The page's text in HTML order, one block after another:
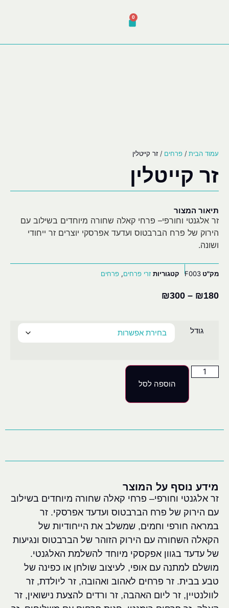
0
עמוד הבית / פרחים / זר קייטלין
זר קייטלין
תיאור המצור
זר אלגנטי וחורפי– פרחי קאלה שחורה מיוחדים בשילוב עם
הירוק של פרח הברבטוס ועדעד אפרסקי יוצרים זר ייחודי
ושונה.
מק"ט F003 קטגוריות זרי פרחים, פרחים
₪180
–
₪300
גודל
הוספה לסל
מידע נוסף על המוצר
זר אלגנטי וחורפי– פרחי קאלה שחורה מיוחדים בשילוב
עם הירוק של פרח הברבטוס ועדעד אפרסקי. זר
במראה חורפי וחמים, שמשלב את הייחודיות של
הקאלה השחורה עם הירוק הזוהר של הברבטוס ונגיעות
של עדעד בגוון אפקסקי מיוחד להשלמת האלגנטי.
מושלם למתנה עם אופי, לעיצוב שולחן או כפינה של
טבע בבית. זר פרחים לאהוב ואהובה, זר ליולדת, זר
לוולנטיין, זר ליום האהבה, זר ורדים להצעת נישואין, זר